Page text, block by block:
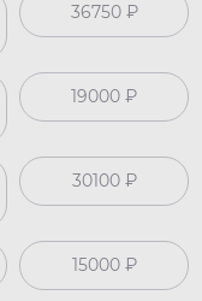
36750 ₽
19000 ₽
30100 ₽
15000 ₽